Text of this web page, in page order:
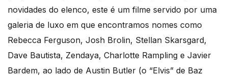
novidades do elenco, este é um filme servido por uma
galeria de luxo em que encontramos nomes como
Rebecca Ferguson, Josh Brolin, Stellan Skarsgard,
Dave Bautista, Zendaya, Charlotte Rampling e Javier
Bardem, ao lado de Austin Butler (o “Elvis” de Baz